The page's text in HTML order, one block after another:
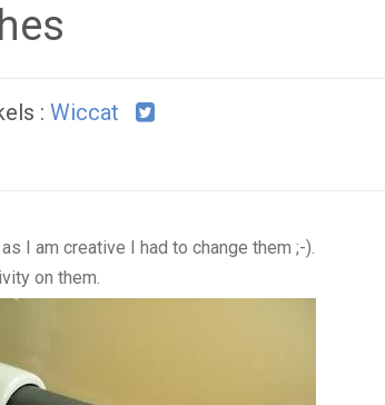
: Wiccat
I am creative I had to change them ;-).
on them.